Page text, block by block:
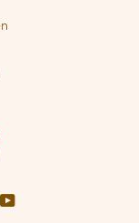
Youtube